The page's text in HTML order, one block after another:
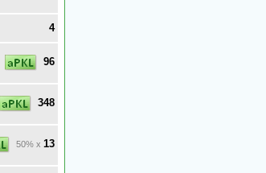
4
96
348
50% x 13